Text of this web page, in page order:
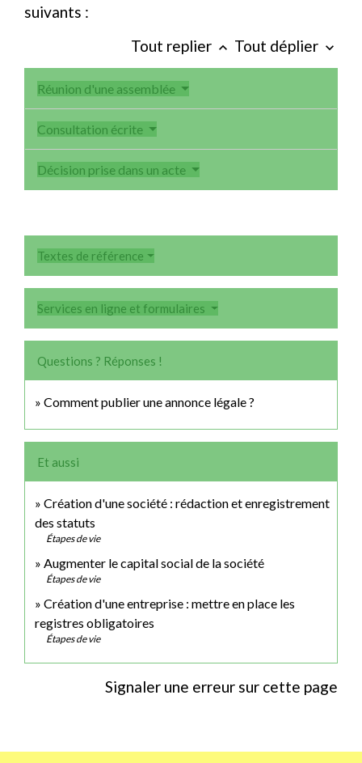
suivants :
Tout replier keyboard_arrow_up Tout déplier keyboard_arrow_down
Réunion d'une assemblée
Consultation écrite
Décision prise dans un acte
Textes de référence
Services en ligne et formulaires
Questions ? Réponses !
Comment publier une annonce légale ?
Et aussi
Création d'une société : rédaction et enregistrement
des statuts
Étapes de vie
Augmenter le capital social de la société
Étapes de vie
Création d'une entreprise : mettre en place les
registres obligatoires
Étapes de vie
Signaler une erreur sur cette page